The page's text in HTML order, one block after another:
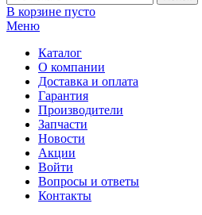
В корзине пусто
Меню
Каталог
О компании
Доставка и оплата
Гарантия
Производители
Запчасти
Новости
Акции
Войти
Вопросы и ответы
Контакты